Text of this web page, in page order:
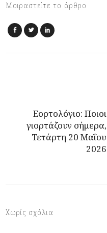
Μοιραστείτε το άρθρο
Εορτολόγιο: Ποιοι
γιορτάζουν σήμερα,
Τετάρτη 20 Μαΐου
2026
Χωρίς σχόλια